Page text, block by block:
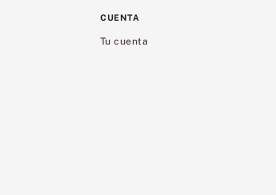
CUENTA
Tu cuenta